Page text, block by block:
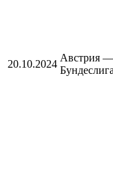
20.10.2024
Австрия —
Бундеслига